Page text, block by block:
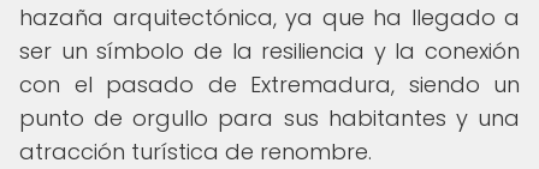
hazaña arquitectónica, ya que ha llegado a
ser un símbolo de la resiliencia y la conexión
con el pasado de Extremadura, siendo un
punto de orgullo para sus habitantes y una
atracción turística de renombre.